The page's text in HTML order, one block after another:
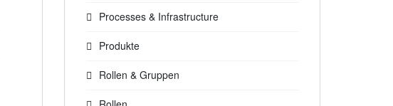
Processes & Infrastructure
Produkte
Rollen & Gruppen